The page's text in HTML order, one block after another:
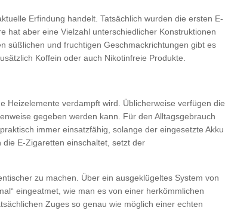
Erfindung handelt. Tatsächlich wurden die ersten E-
hat aber eine Vielzahl unterschiedlicher Konstruktionen
süßlichen und fruchtigen Geschmackrichtungen gibt es
Koffein oder auch Nikotinfreie Produkte.
Heizelemente verdampft wird. Üblicherweise verfügen die
gegeben werden kann. Für den Alltagsgebrauch
immer einsatzfähig, solange der eingesetzte Akku
E-Zigaretten einschaltet, setzt der
zu machen. Über ein ausgeklügeltes System von
eingeatmet, wie man es von einer herkömmlichen
Zuges so genau wie möglich einer echten